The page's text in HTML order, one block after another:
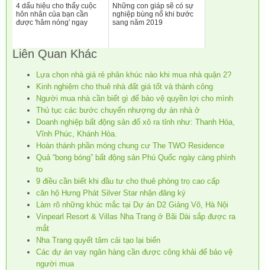
4 dấu hiệu cho thấy cuộc
hôn nhân của bạn cần
được 'hâm nóng' ngay
Những con giáp sẽ có sự
nghiệp bùng nổ khi bước
sang năm 2019
Liên Quan Khác
Lựa chọn nhà giá rẻ phân khúc nào khi mua nhà quận 2?
Kinh nghiệm cho thuê nhà đất giá tốt và thành công
Người mua nhà cần biết gì để bảo vệ quyền lợi cho mình
Thủ tục các bước chuyển nhượng dự án nhà ở
Doanh nghiệp bất động sản đổ xô ra tỉnh như: Thanh Hóa,
Vĩnh Phúc, Khánh Hòa.
Hoàn thành phần móng chung cư The TWO Residence
Quả “bong bóng” bất động sản Phú Quốc ngày càng phình
to
9 điều cần biết khi đầu tư cho thuê phòng trọ cao cấp
căn hộ Hưng Phát Silver Star nhận đăng ký
Làm rõ những khúc mắc tại Dự án D2 Giảng Võ, Hà Nội
Vinpearl Resort & Villas Nha Trang ở Bãi Dài sắp được ra
mắt
Nha Trang quyết tâm cải tạo lại biển
Các dự án vay ngân hàng cần được công khải để bảo vệ
người mua